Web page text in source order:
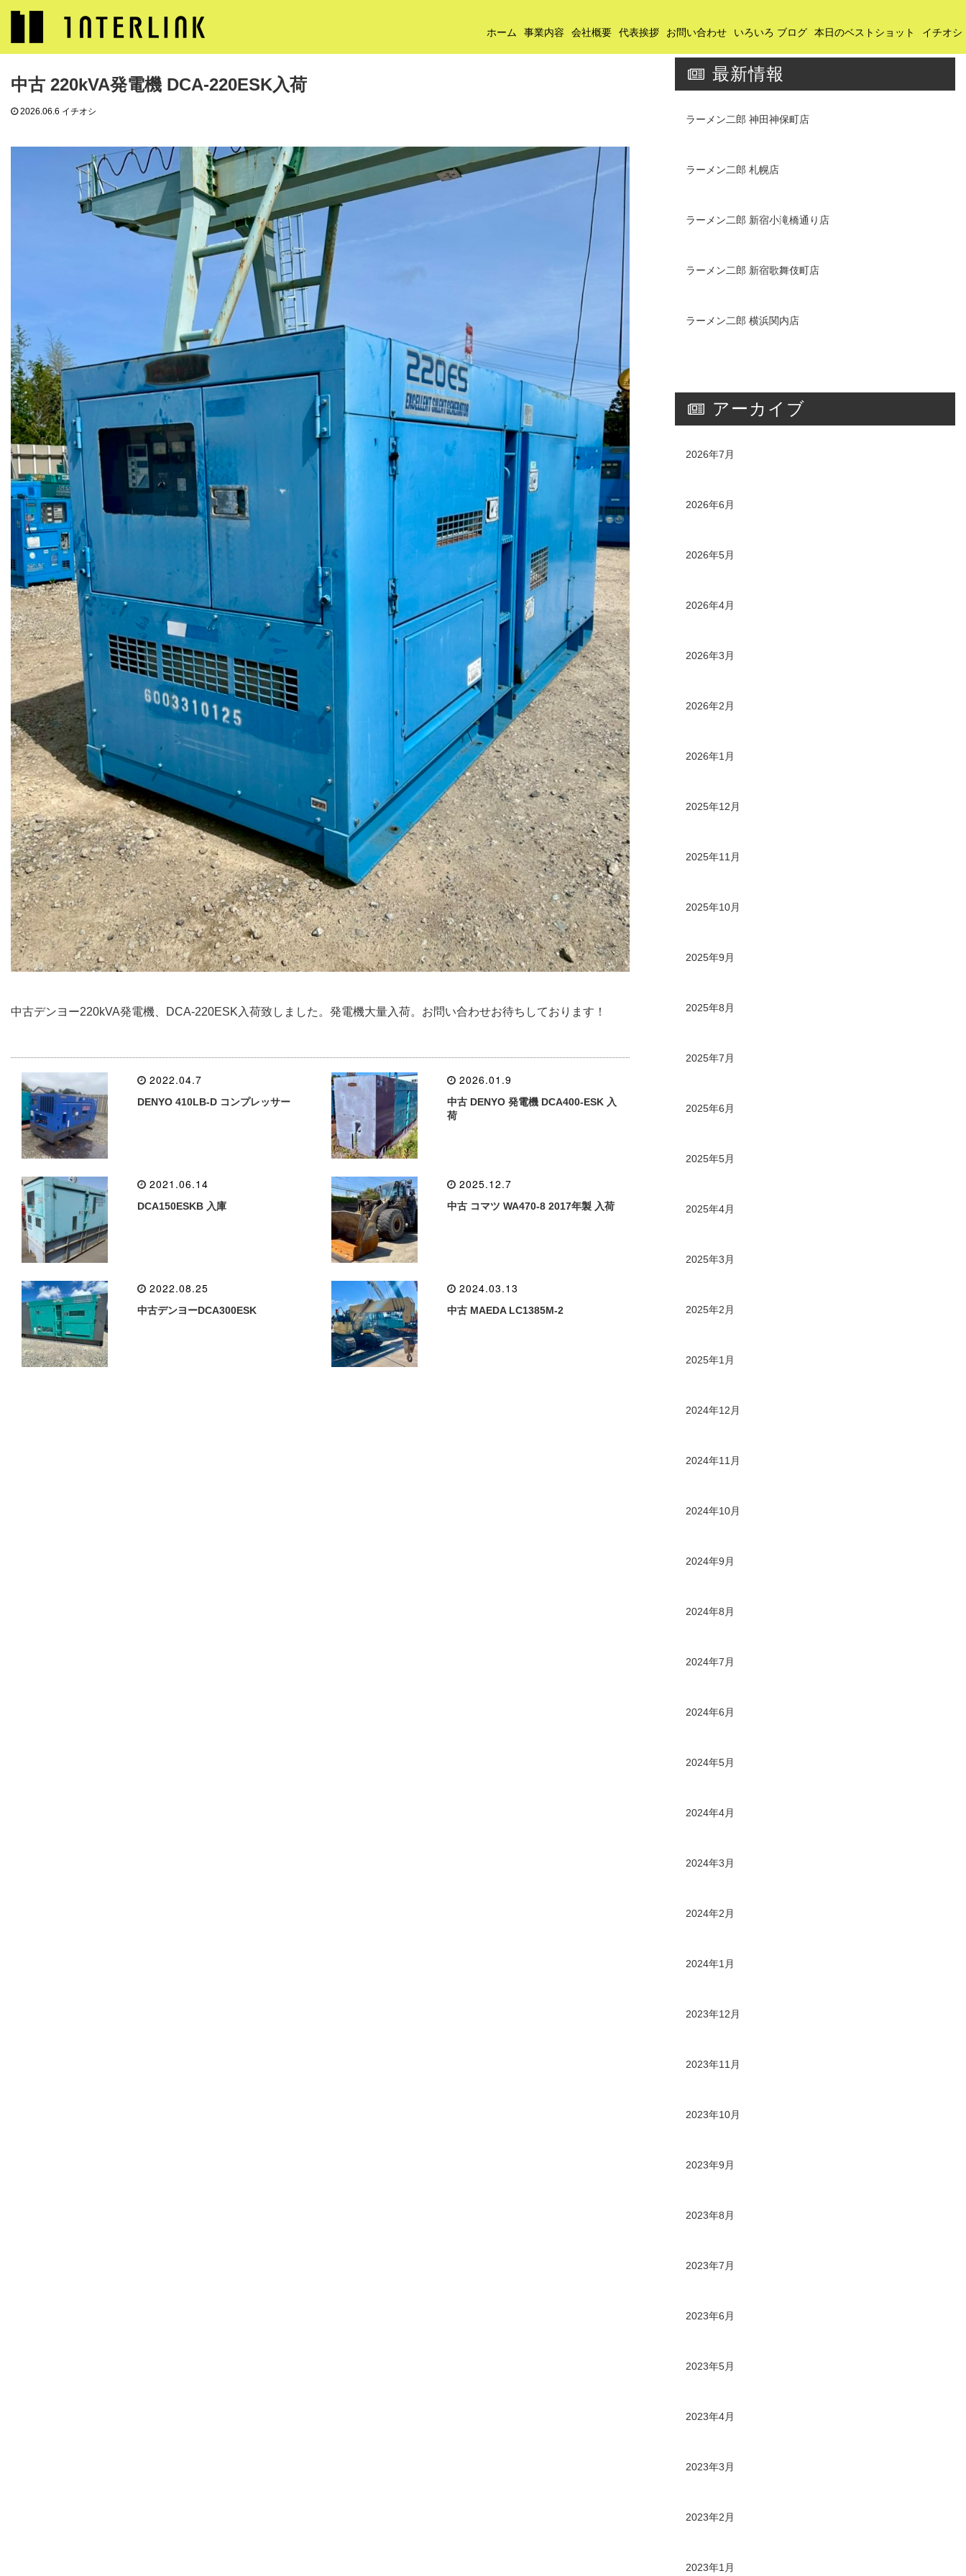
ホーム 事業内容 会社概要 代表挨拶 お問い合わせ いろいろ ブログ 本日のベストショット イチオシ
イチオシ 中古 220kVA発電機 DCA-220ESK入荷
中古 220kVA発電機 DCA-220ESK入荷
2026.06.6 イチオシ
中古デンヨー220kVA発電機、DCA-220ESK入荷致しました。発電機大量入荷。お問い合わせお待ちしております！
2022.04.7
DENYO 410LB-D コンプレッサー
2026.01.9
中古 DENYO 発電機 DCA400-ESK 入
荷
2021.06.14
DCA150ESKB 入庫
2025.12.7
中古 コマツ WA470-8 2017年製 入荷
2022.08.25
中古デンヨーDCA300ESK
2024.03.13
中古 MAEDA LC1385M-2
最新情報
ラーメン二郎 神田神保町店
ラーメン二郎 札幌店
ラーメン二郎 新宿小滝橋通り店
ラーメン二郎 新宿歌舞伎町店
ラーメン二郎 横浜関内店
アーカイブ
2026年7月
2026年6月
2026年5月
2026年4月
2026年3月
2026年2月
2026年1月
2025年12月
2025年11月
2025年10月
2025年9月
2025年8月
2025年7月
2025年6月
2025年5月
2025年4月
2025年3月
2025年2月
2025年1月
2024年12月
2024年11月
2024年10月
2024年9月
2024年8月
2024年7月
2024年6月
2024年5月
2024年4月
2024年3月
2024年2月
2024年1月
2023年12月
2023年11月
2023年10月
2023年9月
2023年8月
2023年7月
2023年6月
2023年5月
2023年4月
2023年3月
2023年2月
2023年1月